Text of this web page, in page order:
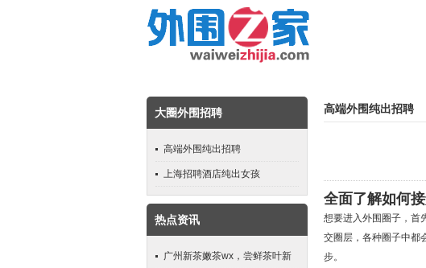
大圈外围招聘
高端外围纯出招聘
上海招聘酒店纯出女孩
热点资讯
广州新茶嫩茶wx，尝鲜茶叶新
高端外围纯出招聘
全面了解如何
想要进入外围圈子，首
交圈层，各种圈子中都
步。